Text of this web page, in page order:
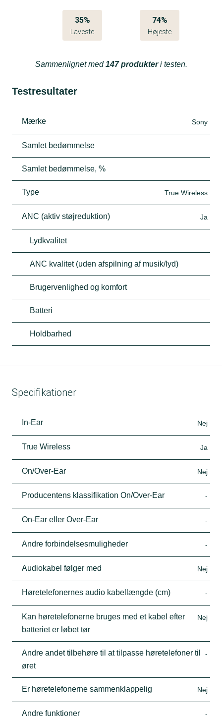
35%
Laveste
74%
Højeste
Sammenlignet med147 produkteri testen.
Testresultater
Mærke Sony
Samlet bedømmelse
Samlet bedømmelse, %
Type True Wireless
ANC (aktiv støjreduktion) Ja
Lydkvalitet
ANC kvalitet (uden afspilning af musik/lyd)
Brugervenlighed og komfort
Batteri
Holdbarhed
Specifikationer
In-Ear Nej
True Wireless Ja
On/Over-Ear Nej
Producentens klassifikation On/Over-Ear -
On-Ear eller Over-Ear -
Andre forbindelsesmuligheder -
Audiokabel følger med Nej
Høretelefonernes audio kabellængde (cm) -
Kan høretelefonerne bruges med et kabel efter
batteriet er løbet tør
Nej
Andre andet tilbehøre til at tilpasse høretelefoner til
øret
-
Er høretelefonerne sammenklappelig Nej
Andre funktioner -